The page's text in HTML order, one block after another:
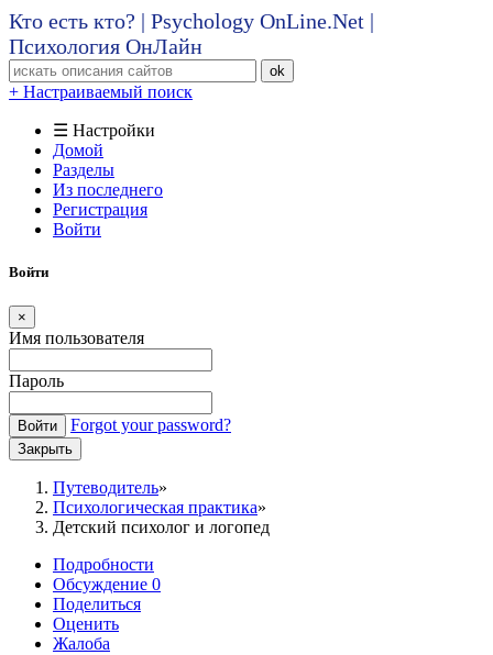
Кто есть кто? | Psychology OnLine.Net |
Психология ОнЛайн
ok
+ Настраиваемый поиск
☰ Настройки
Домой
Разделы
Из последнего
Регистрация
Войти
Войти
×
Имя пользователя
Пароль
Войти Forgot your password?
Закрыть
Путеводитель
Психологическая практика
Детский психолог и логопед
Подробности
Обсуждение 0
Поделиться
Оценить
Жалоба